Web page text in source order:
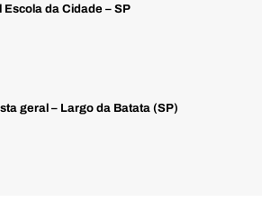
Escola da Cidade – SP
geral – Largo da Batata (SP)